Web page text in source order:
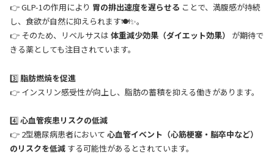
👉 GLP-1の作用により 胃の排出速度を遅らせる ことで、満腹感が持続
し、食欲が自然に抑えられます🍽️✨。
👉 そのため、リベルサスは 体重減少効果（ダイエット効果）
が期待で
きる薬としても注目されています。
3️⃣ 脂肪燃焼を促進
👉 インスリン感受性が向上し、脂肪の蓄積を抑える働きがあります。
4️⃣心血管疾患リスクの低減
👉 2型糖尿病患者において 心血管イベント（心筋梗塞・脳卒中など）
のリスクを低減 する可能性があるとされています。